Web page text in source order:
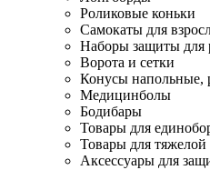
Роликовые коньки
Самокаты для
Наборы защиты для
Ворота и сетки
Конусы напольные,
Медицинболы
Бодибары
Товары для
Товары для тяжелой
Аксессуары для